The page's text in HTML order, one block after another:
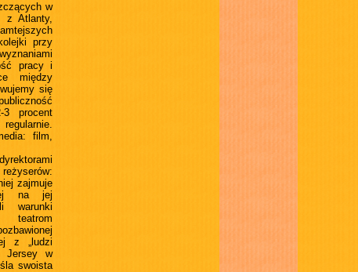
w
z Atlanty,
przy
pracy i
między
się
3 procent
film,
zajmuje
na jej
warunki
teatrom
z „ludzi
Jersey w
swoista